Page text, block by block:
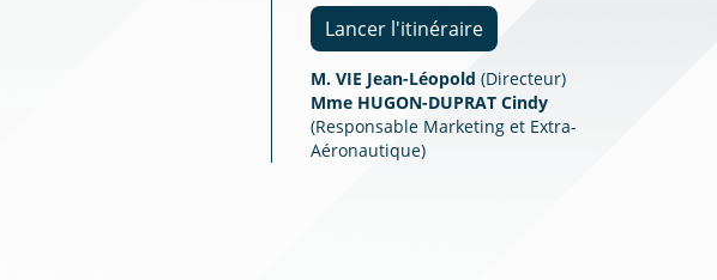
Lancer l'itinéraire
M. VIE Jean-Léopold (Directeur)
Mme HUGON-DUPRAT Cindy
(Responsable Marketing et Extra-
Aéronautique)